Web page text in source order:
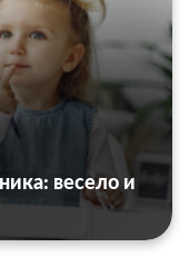
весело и